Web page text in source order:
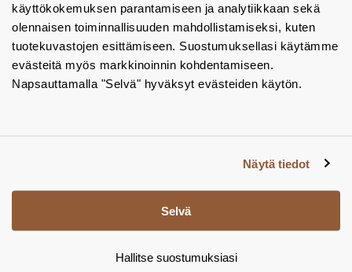
käyttökokemuksen parantamiseen ja analytiikkaan sekä
olennaisen toiminnallisuuden mahdollistamiseksi, kuten
tuotekuvastojen esittämiseen. Suostumuksellasi käytämme
evästeitä myös markkinoinnin kohdentamiseen.
Napsauttamalla "Selvä" hyväksyt evästeiden käytön.
Näytä tiedot
Selvä
Hallitse suostumuksiasi
BIM-objektit
Yhteystiedot
Tiedotteet